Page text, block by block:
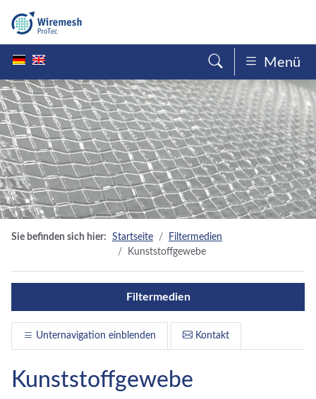
Menü
Sie befinden sich hier: Startseite
Filtermedien
Kunststoffgewebe
Filtermedien
Unternavigation einblenden Kontakt
Kunststoffgewebe